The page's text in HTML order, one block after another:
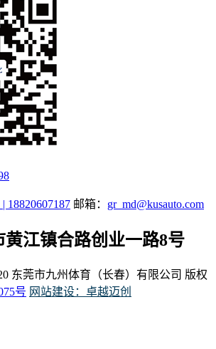
18820607187 邮箱： gr_md@kusauto.com
江镇合路创业一路8号
东莞市九州体育（长春）有限公司 版权
号 网站建设：卓越迈创